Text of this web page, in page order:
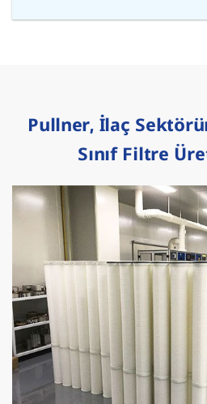
Pullner, İlaç
Sınıf Filtre